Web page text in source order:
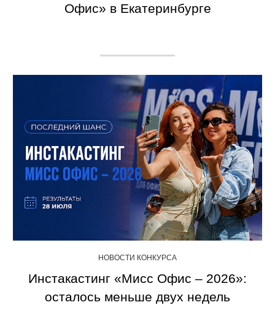
Офис» в Екатеринбурге
НОВОСТИ КОНКУРСА
Инстакастинг «Мисс Офис – 2026»:
осталось меньше двух недель